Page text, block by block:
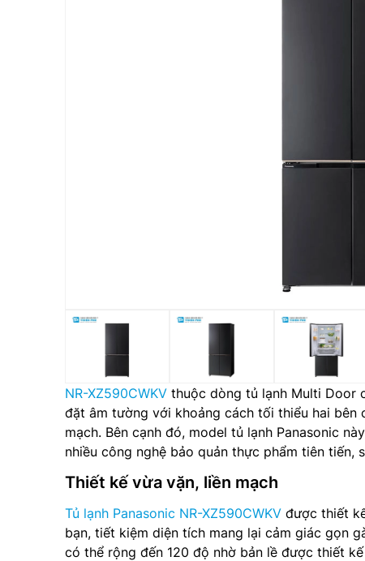
NR-XZ590CWKV thuộc dòng tủ lạnh Multi Door
đặt âm tường với khoảng cách tối thiểu hai bên
mạch. Bên cạnh đó, model tủ lạnh Panasonic
nhiều công nghệ bảo quản thực phẩm tiên tiến,
Thiết kế vừa vặn, liền mạch
Tủ lạnh Panasonic NR-XZ590CWKV được thiết
bạn, tiết kiệm diện tích mang lại cảm giác gọn
có thể rộng đến 120 độ nhờ bản lề được thiết